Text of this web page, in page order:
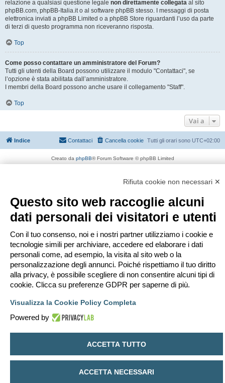
relazione a qualsiasi questione legale non direttamente collegata al sito
phpBB.com, phpBB-Italia.it o al software phpBB stesso. I messaggi di posta
elettronica inviati a phpBB Limited o a phpBB Store riguardanti l’uso da parte
di terzi di questo programma non riceveranno risposta.
Top
Come posso contattare un amministratore del Forum?
Tutti gli utenti della Board possono utilizzare il modulo "Contattaci", se
l’opzione è stata abilitata dall’amministratore.
I membri della Board possono anche usare il collegamento "Staff".
Top
Vai a
Indice Tutti gli orari sono UTC+02:00
Cancella cookie
Contattaci
Creato da phpBB® Forum Software © phpBB Limited
Rifiuta cookie non necessari ✕
Questo sito web raccoglie alcuni
dati personali dei visitatori e utenti
Con il tuo consenso, noi e i nostri partner utilizziamo i cookie e
tecnologie simili per archiviare, accedere ed elaborare i dati
personali come, ad esempio, la visita al sito web o la
personalizzazione degli annunci. Poiché rispettiamo il tuo diritto
alla privacy, è possibile scegliere di non consentire alcuni tipi di
cookie. Clicca su preferenze GDPR per saperne di più.
Visualizza la Cookie Policy Completa
Powered by
ACCETTA TUTTO
ACCETTA NECESSARI